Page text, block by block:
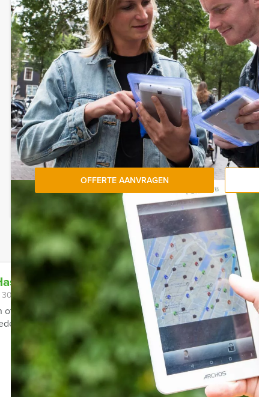
Belgisch-Limburg!
Wil je meerdere arrangementen of specifieke
of avondvullend groepsuitje of bedrijfsuitje? Bij
diverse onderdelen uit onze meest populaire
onze medewerkers enplan jullie groepsuitjetot in
Bij Hasselt Events boek je elk arrangement voor een
Uiteraard kunnen jullie met minder personen
betaalt.
OFFERTE AANVRAGEN
minuten
of collega’s jullie avond in Hasselt gezellig beginnen en
quiz?